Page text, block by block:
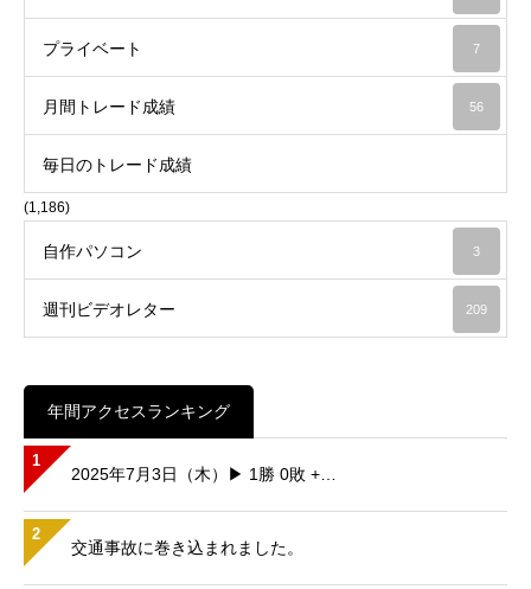
プライベート 7
月間トレード成績 56
毎日のトレード成績
(1,186)
自作パソコン 3
週刊ビデオレター 209
年間アクセスランキング
1
2025年7月3日（木）▶ 1勝 0敗 +…
2
交通事故に巻き込まれました。